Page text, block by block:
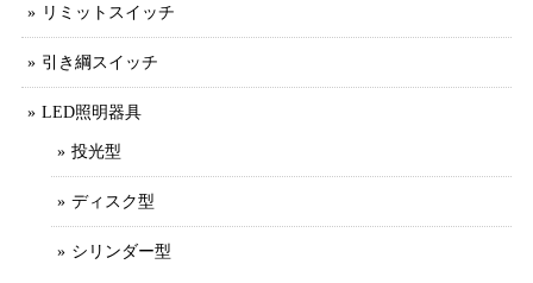
リミットスイッチ
引き綱スイッチ
LED照明器具
投光型
ディスク型
シリンダー型